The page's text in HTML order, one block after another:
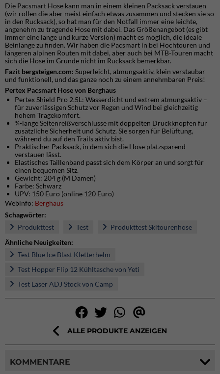
Die Pacsmart Hose kann man in einem kleinen Packsack verstauen
(wir rollen die aber meist einfach etwas zusammen und stecken sie so
in den Rucksack), so hat man für den Notfall immer eine leichte,
angenehm zu tragende Hose mit dabei. Das Größenangebot (es gibt
immer eine lange und kurze Version) macht es möglich, die ideale
Beinlänge zu finden. Wir haben die Pacsmart in bei Hochtouren und
längeren alpinen Routen mit dabei, aber auch bei MTB-Touren macht
sich die Hose im Grunde nicht im Rucksack bemerkbar.
Fazit bergsteigen.com: Superleicht, atmungsaktiv, klein verstaubar
und funktionell, und das ganze noch zu einem annehmbaren Preis!
Pertex Pacsmart Hose von Berghaus
Pertex Shield Pro 2.5L: Wasserdicht und extrem atmungsaktiv –
für zuverlässigen Schutz vor Regen und Wind bei gleichzeitig
hohem Tragekomfort.
¾-lange Seitenreißverschlüsse mit doppelten Druckknöpfen für
zusätzliche Sicherheit und Schutz. Sie sorgen für Belüftung,
während du auf den Trails aktiv bist.
Praktischer Packsack, in dem sich die Hose platzsparend
verstauen lässt.
Elastisches Taillenband passt sich dem Körper an und sorgt für
einen bequemen Sitz.
Gewicht: 204 g (M Damen)
Farbe: Schwarz
UPV: 150 Euro (online 120 Euro)
Webinfo: Berghaus
Schagwörter:
Produkttest
Test
Produkttest Skitourenhose
Ähnliche Neuigkeiten:
Test Blue Ice Blast Kletterhelm
Test Hopper Flip 12 Kühltasche von Yeti
Test Laser ADJ Stock von Camp
ALLE PRODUKTE ANZEIGEN
KOMMENTARE